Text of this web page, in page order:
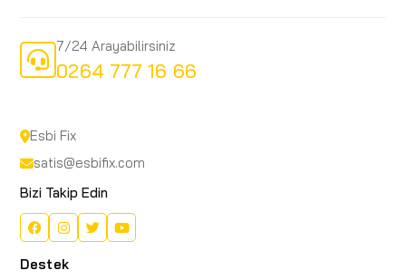
7/24 Arayabilirsiniz
0264 777 16 66
Esbi Fix
satis@esbifix.com
Bizi Takip Edin
Destek